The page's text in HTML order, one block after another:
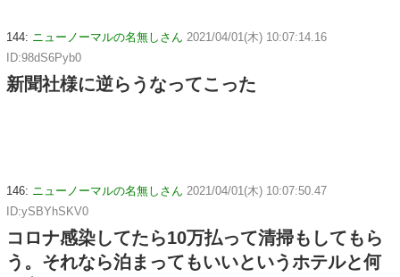
144: ニューノーマルの名無しさん 2021/04/01(木) 10:07:14.16
ID:98dS6Pyb0
新聞社様に逆らうなってこった
146: ニューノーマルの名無しさん 2021/04/01(木) 10:07:50.47
ID:ySBYhSKV0
コロナ感染してたら10万払って清掃もしてもら
う。それなら泊まってもいいというホテルと何